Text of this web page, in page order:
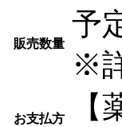
販売数量
予
※
お支払方